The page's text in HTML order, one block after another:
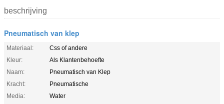
beschrijving
Pneumatisch van klep
Materiaal:
Css of andere
Kleur:
Als Klantenbehoefte
Naam:
Pneumatisch van Klep
Kracht:
Pneumatische
Media:
Water